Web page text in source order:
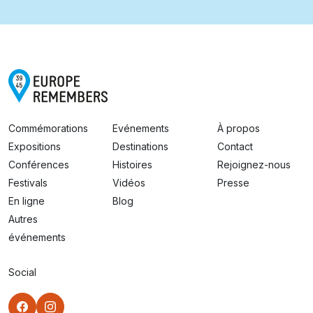
Commémorations
Expositions
Conférences
Festivals
En ligne
Autres
événements
Evénements
Destinations
Histoires
Vidéos
Blog
À propos
Contact
Rejoignez-nous
Presse
Social